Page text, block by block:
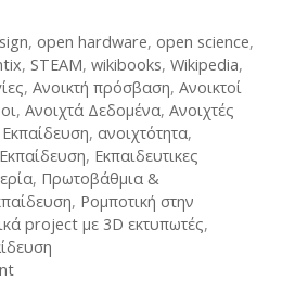
, open hardware, open science,
, STEAM, wikibooks, Wikipedia,
, Ανοικτή πρόσβαση, Ανοικτοί
, Ανοιχτά Δεδομένα, Ανοιχτές
, ανοιχτότητα,
Εκπαίδευση, Εκπαιδευτικες
, Πρωτοβάθμια &
, Ρομποτική στην
project με 3D εκτυπωτές,